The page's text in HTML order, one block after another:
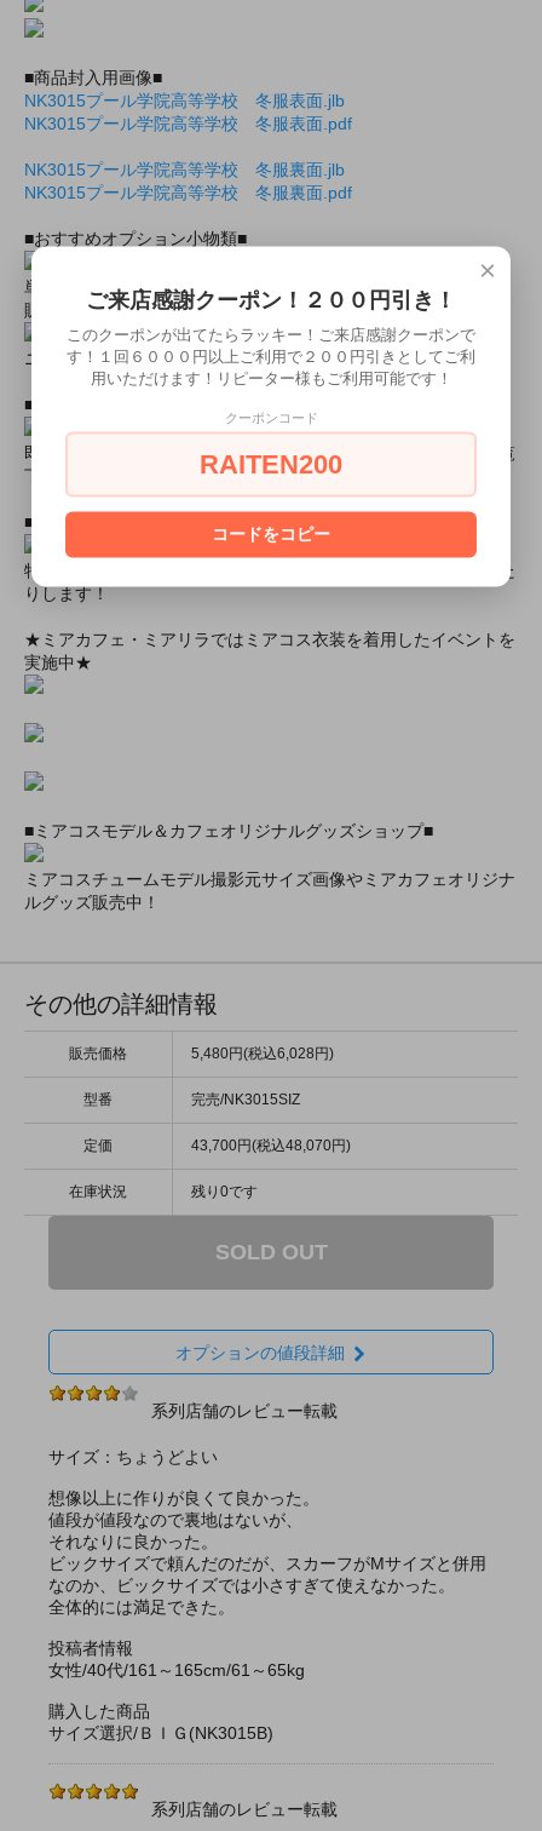
■商品封入用画像■
NK3015プール学院高等学校 冬服表面.jlb
NK3015プール学院高等学校 冬服表面.pdf
NK3015プール学院高等学校 冬服裏面.jlb
NK3015プール学院高等学校 冬服裏面.pdf
■おすすめオプション小物類■
単品カチューシャやネコ耳などの小物類（1000円程度より多数
販売中）
ニーハイソックス、タイツなど（500円より多数販売中！）
■すぐに商品が欲しい！！という方■
即日配達商品一覧がございますので、よろしければそちらをご覧
下さいませ。
■とにかく安くて高品質な商品が欲しい！という方■
特別割引商品を掲載しています！最大８０％引きの商品もあった
りします！
★ミアカフェ・ミアリラではミアコス衣装を着用したイベントを
実施中★
■ミアコスモデル＆カフェオリジナルグッズショップ■
ミアコスチュームモデル撮影元サイズ画像やミアカフェオリジナ
ルグッズ販売中！
その他の詳細情報
販売価格 5,480円(税込6,028円)
型番 完売/NK3015SIZ
定価 43,700円(税込48,070円)
在庫状況 残り0です
SOLD OUT
オプションの値段詳細
系列店舗のレビュー転載
サイズ：ちょうどよい
想像以上に作りが良くて良かった。
値段が値段なので裏地はないが、
それなりに良かった。
ビックサイズで頼んだのだが、スカーフがМサイズと併用
なのか、ビックサイズでは小さすぎて使えなかった。
全体的には満足できた。
投稿者情報
女性/40代/161～165cm/61～65kg
購入した商品
サイズ選択/ＢＩＧ(NK3015B)
系列店舗のレビュー転載
×
ご来店感謝クーポン！２００円引き！
このクーポンが出てたらラッキー！ご来店感謝クーポンで
す！１回６０００円以上ご利用で２００円引きとしてご利
用いただけます！リピーター様もご利用可能です！
クーポンコード
RAITEN200
コードをコピー